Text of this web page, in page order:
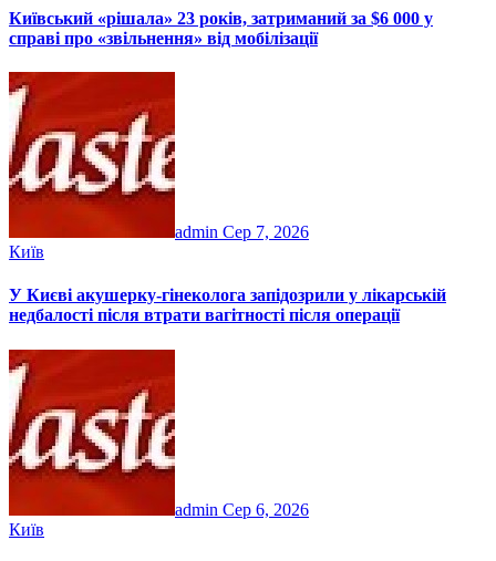
Київський «рішала» 23 років, затриманий за $6 000 у
справі про «звільнення» від мобілізації
admin Сер 7, 2026
Київ
У Києві акушерку-гінеколога запідозрили у лікарській
недбалості після втрати вагітності після операції
admin Сер 6, 2026
Київ